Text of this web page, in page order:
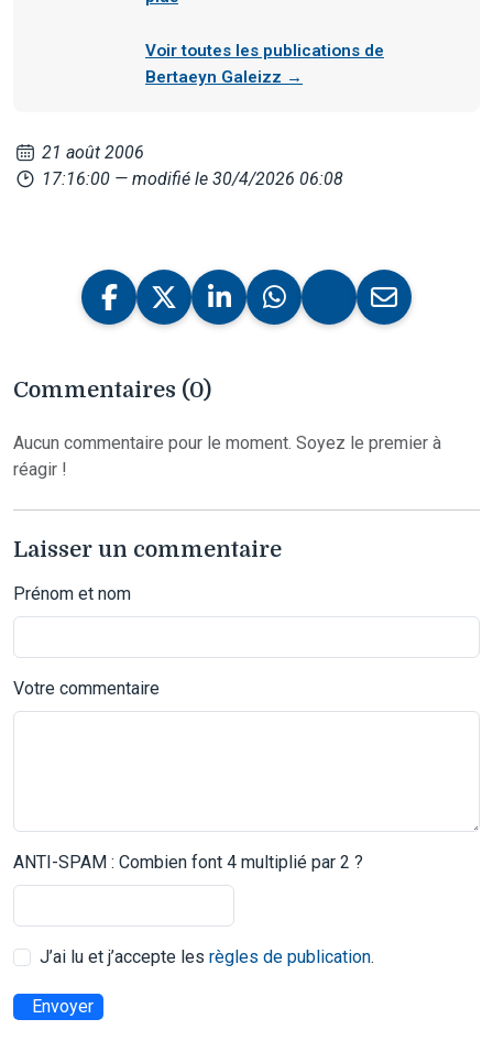
Voir toutes les publications de
Bertaeyn Galeizz →
21 août 2006
17:16:00 — modifié le 30/4/2026 06:08
Commentaires (0)
Aucun commentaire pour le moment. Soyez le premier à
réagir !
Laisser un commentaire
Prénom et nom
Votre commentaire
ANTI-SPAM : Combien font 4 multiplié par 2 ?
J’ai lu et j’accepte les règles de publication.
Envoyer